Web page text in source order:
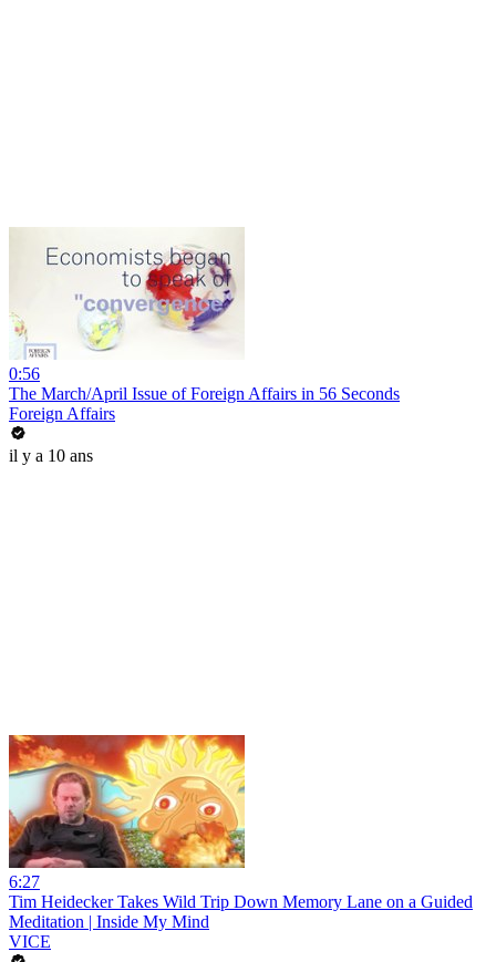
0:56
The March/April Issue of Foreign Affairs in 56 Seconds
Foreign Affairs
il y a 10 ans
6:27
Tim Heidecker Takes Wild Trip Down Memory Lane on a Guided
Meditation | Inside My Mind
VICE